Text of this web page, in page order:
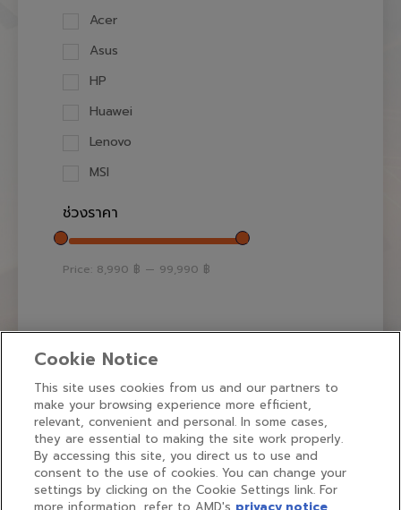
Acer
Asus
HP
Huawei
Lenovo
MSI
ช่วงราคา
Price: 8,990 ฿ — 99,990 ฿
Find us on:
Cookie Notice
This site uses cookies from us and our partners to
make your browsing experience more efficient,
relevant, convenient and personal. In some cases,
they are essential to making the site work properly.
By accessing this site, you direct us to use and
consent to the use of cookies. You can change your
settings by clicking on the Cookie Settings link. For